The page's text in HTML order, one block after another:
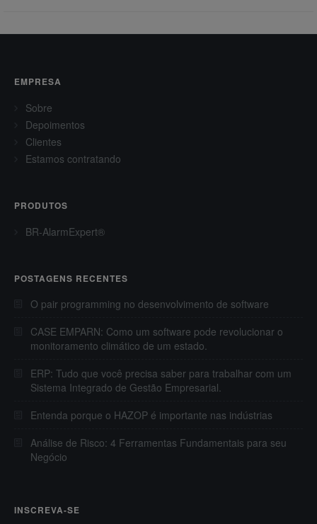
EMPRESA
Sobre
Depoimentos
Clientes
Estamos contratando
PRODUTOS
BR-AlarmExpert®
POSTAGENS RECENTES
O pair programming no desenvolvimento de software
CASE EMPARN: Como um software pode revolucionar o
monitoramento climático de um estado.
ERP: Tudo que você precisa saber para trabalhar com um
Sistema Integrado de Gestão Empresarial.
Entenda porque o HAZOP é importante nas indústrias
Análise de Risco: 4 Ferramentas Fundamentais para seu
Negócio
INSCREVA-SE